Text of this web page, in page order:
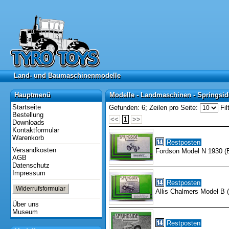
Land- und Baumaschinenmodelle
Land- und Baumaschinenmodelle
Hauptmenü
Hauptmenü
Startseite
Bestellung
Downloads
Kontaktformular
Warenkorb
Versandkosten
AGB
Datenschutz
Impressum
Widerrufsformular
Über uns
Museum
Modelle - Landmaschinen -
Modelle - Landmaschinen -
Gefunden: 6; Zeilen pro Seite:
<<
1 >>
Restposten
Fordson Model N 1930
Restposten
Allis Chalmers Model B
Restposten